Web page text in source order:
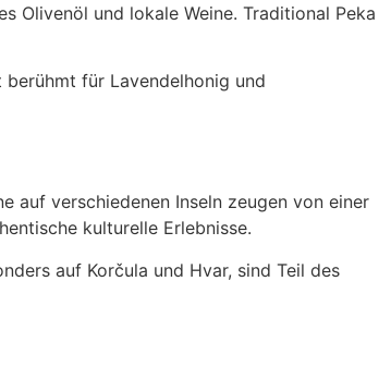
Olivenöl und lokale Weine. Traditional Peka
für Lavendelhonig und
auf verschiedenen Inseln zeugen von einer
kulturelle Erlebnisse.
auf Korčula und Hvar, sind Teil des